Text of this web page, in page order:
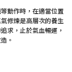
動作時，在適當位置
修煉是高層次的養生
求，止於氣血暢運，
。